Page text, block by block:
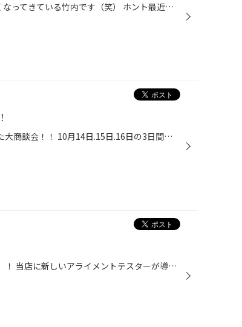
寒さに震えている割にはお腹周りが怪しくなってきている竹内です（笑） ホント最近朝晩冷えますね～！ 山のほうでは雪でも降りそうなくらいの冷え込みですが、皆さん冬の準備はお済みですか？ まだ道路に雪が無い状態ですが、山間にお勤めの方でタイヤ交換される方もちらほらみえてきました。 あな...
どーも！武田です！ 今年もやってきました大商談会！！ 10月14日.15日.16日の3日間はお買い上げ一万円（税込）毎に1ポイント進呈しちゃいます！！ ポイントに応じてお好きな景品をプレゼント～～～！！ ティッシュBOXだったり、洗剤だったり、ジュースだったり、お酒だったりお米だったり！！ お客...
どーも！武田です！ ついに、、ついに、、！ 当店に新しいアライメントテスターが導入されました！！ 元のテスターがうんともすんともいかなくなり、すぐに導入の運びとなったのですが、 それまでにアライメント調整を先延ばしになってしまったお客様や、やむなく諦めてしまったお客様、、、 大変お...